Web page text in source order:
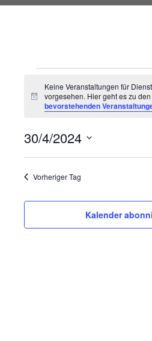
für
Dienstag,
30.
April
2024
Hinweis
Keine Veranstaltungen für
vorgesehen. Hier geht es zu den
bevorstehenden
30/4/2024
Datum
wählen.
Vorheriger Tag
Kalender